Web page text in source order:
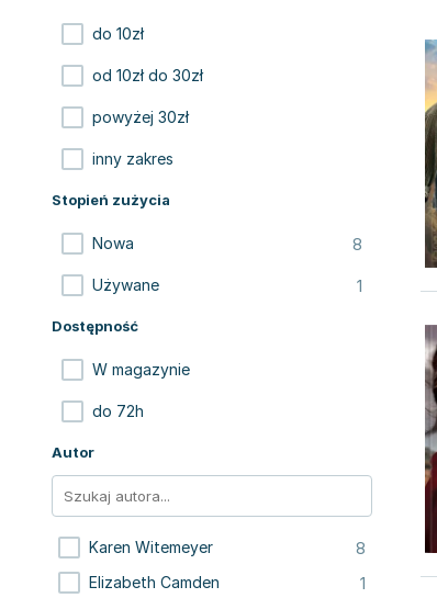
do 10zł
od 10zł do 30zł
powyżej 30zł
inny zakres
Stopień zużycia
Nowa 8
Używane 1
Dostępność
W magazynie
do 72h
Autor
Karen Witemeyer 8
Elizabeth Camden 1